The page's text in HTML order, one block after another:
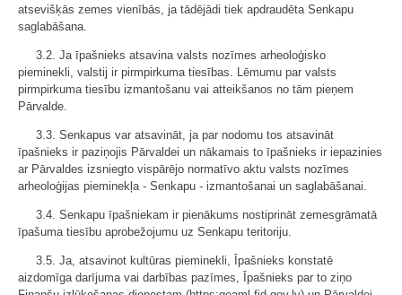
atsevišķās zemes vienībās, ja tādējādi tiek apdraudēta Senkapu
saglabāšana.
3.2. Ja īpašnieks atsavina valsts nozīmes arheoloģisko
pieminekli, valstij ir pirmpirkuma tiesības. Lēmumu par valsts
pirmpirkuma tiesību izmantošanu vai atteikšanos no tām pieņem
Pārvalde.
3.3. Senkapus var atsavināt, ja par nodomu tos atsavināt
īpašnieks ir paziņojis Pārvaldei un nākamais to īpašnieks ir iepazinies
ar Pārvaldes izsniegto vispārējo normatīvo aktu valsts nozīmes
arheoloģijas pieminekļa - Senkapu - izmantošanai un saglabāšanai.
3.4. Senkapu īpašniekam ir pienākums nostiprināt zemesgrāmatā
īpašuma tiesību aprobežojumu uz Senkapu teritoriju.
3.5. Ja, atsavinot kultūras pieminekli, Īpašnieks konstatē
aizdomīga darījuma vai darbības pazīmes, Īpašnieks par to ziņo